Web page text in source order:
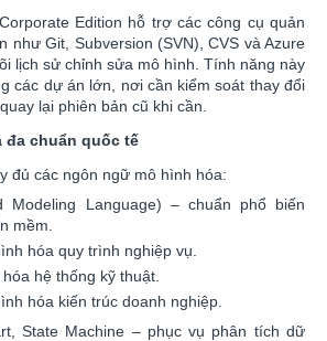
Edition hỗ trợ các công cụ quản
như Git, Subversion (SVN), CVS và Azure
lịch sử chỉnh sửa mô hình. Tính năng này
các dự án lớn, nơi cần kiểm soát thay đổi
lại phiên bản cũ khi cần.
đa chuẩn quốc tế
đủ các ngôn ngữ mô hình hóa:
Modeling Language) – chuẩn phổ biến
mềm.
hóa quy trình nghiệp vụ.
hệ thống kỹ thuật.
hóa kiến trúc doanh nghiệp.
State Machine – phục vụ phân tích dữ